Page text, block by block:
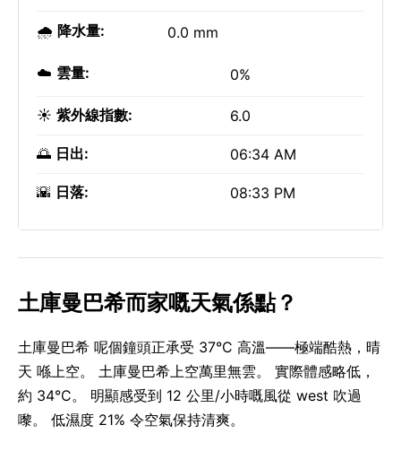
🌧️ 降水量: 0.0 mm
☁️ 雲量: 0%
☀️ 紫外線指數: 6.0
🌅 日出: 06:34 AM
🌇 日落: 08:33 PM
土庫曼巴希而家嘅天氣係點？
土庫曼巴希 呢個鐘頭正承受 37°C 高溫——極端酷熱，晴
天 喺上空。 土庫曼巴希上空萬里無雲。 實際體感略低，
約 34°C。 明顯感受到 12 公里/小時嘅風從 west 吹過
嚟。 低濕度 21% 令空氣保持清爽。